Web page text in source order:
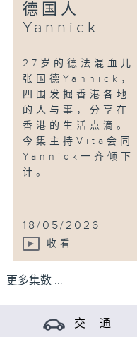
德国人
Yannick
27岁的德法混血儿
张国德Yannick，
四围发掘香港各地
的人与事，分享在
香港的生活点滴。
今集主持Vita会同
Yannick一齐倾下
计。
18/05/2026
收看
更多集数 ...
交 通